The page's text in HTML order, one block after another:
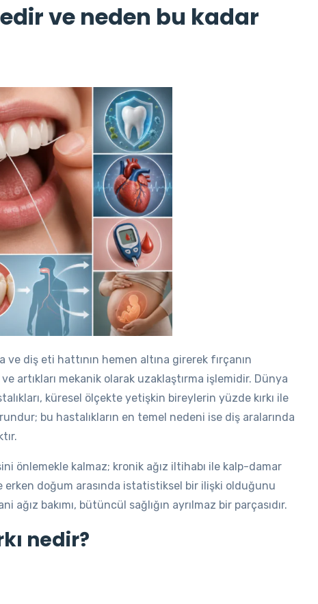
ve neden bu kadar
ve diş eti hattının hemen altına girerek fırçanın
artıkları mekanik olarak uzaklaştırma işlemidir. Dünya
küresel ölçekte yetişkin bireylerin yüzde kırkı ile
bu hastalıkların en temel nedeni ise diş aralarında
önlemekle kalmaz; kronik ağız iltihabı ile kalp-damar
erken doğum arasında istatistiksel bir ilişki olduğunu
bakımı, bütüncül sağlığın ayrılmaz bir parçasıdır.
nedir?